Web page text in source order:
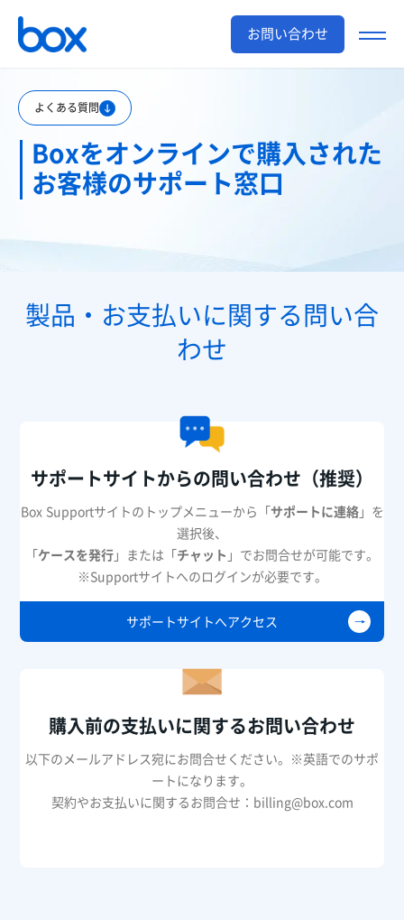
お問い合わせ
Boxをオンラインで購入された
お客様のサポート窓口
よくある質問
製品・お支払いに関する問い合
わせ
サポートサイトからの問い合わせ（推奨）
Box Supportサイトのトップメニューから「サポートに連絡」を
選択後、
「ケースを発行 」または「チャット 」でお問合せが可能です。
※Supportサイトへのログインが必要です。
サポートサイトへアクセス
購入前の支払いに関するお問い合わせ
以下のメールアドレス宛にお問合せください。※英語でのサポ
ートになります。
契約やお支払いに関するお問合せ：billing@box.com